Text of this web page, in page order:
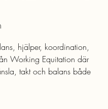
hjälper, koordination,
Working Equitation där
takt och balans både